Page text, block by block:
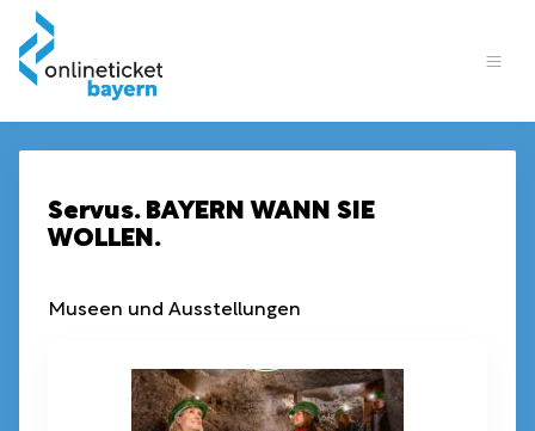
Servus. BAYERN WANN SIE
WOLLEN.
Museen und Ausstellungen